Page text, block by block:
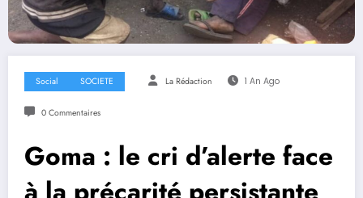
Social SOCIETE La Rédaction 1 An Ago
0 Commentaires
Goma : le cri d’alerte face